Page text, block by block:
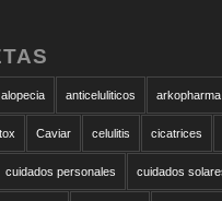
alopecia anticeluliticos arkopharma
Caviar celulitis cicatrices
cuidados personales cuidados